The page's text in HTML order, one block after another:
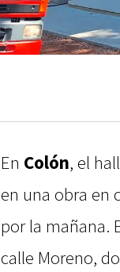
En Colón, el
en una obra en
por la mañana.
calle Moreno,